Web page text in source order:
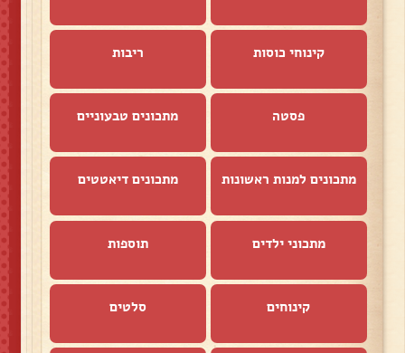
קינוחי כוסות ריבות
פסטה מתכונים טבעוניים
מתכונים למנות ראשונות מתכונים דיאטטים
מתכוני ילדים תוספות
קינוחים סלטים